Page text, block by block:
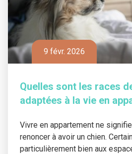
9 févr. 2026
Quelles sont les races
adaptées à la vie en
Vivre en appartement ne
renoncer à avoir un chien.
particulièrement bien aux